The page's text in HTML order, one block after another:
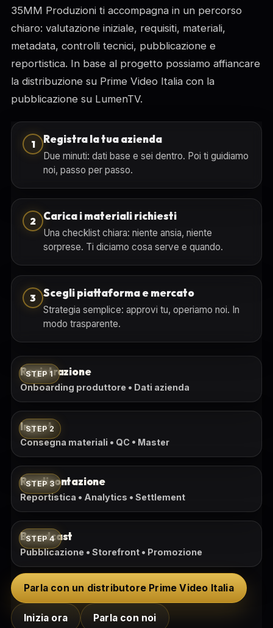
35MM Produzioni ti accompagna in un percorso
chiaro: valutazione iniziale, requisiti, materiali,
metadata, controlli tecnici, pubblicazione e
reportistica. In base al progetto possiamo affiancare
la distribuzione su Prime Video Italia con la
pubblicazione su LumenTV.
1 Registra la tua azienda
Due minuti: dati base e sei dentro. Poi ti guidiamo
noi, passo per passo.
2 Carica i materiali richiesti
Una checklist chiara: niente ansia, niente
sorprese. Ti diciamo cosa serve e quando.
3 Scegli piattaforma e mercato
Strategia semplice: approvi tu, operiamo noi. In
modo trasparente.
STEP 1
Registrazione
Onboarding produttore • Dati azienda
STEP 2
Ingest
Consegna materiali • QC • Master
STEP 3
Rendicontazione
Reportistica • Analytics • Settlement
STEP 4
Broadcast
Pubblicazione • Storefront • Promozione
Parla con un distributore Prime Video Italia
Inizia ora Parla con noi